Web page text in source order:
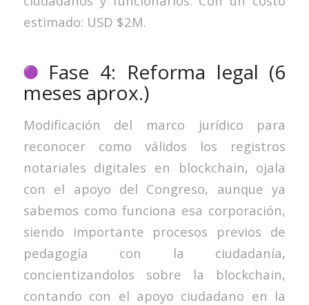
estimado: USD $2M.
Fase 4: Reforma legal (6
meses aprox.)
Modificación del marco jurídico para
reconocer como válidos los registros
notariales digitales en blockchain, ojala
con el apoyo del Congreso, aunque ya
sabemos como funciona esa corporación,
siendo importante procesos previos de
pedagogía con la ciudadanía,
concientizandolos sobre la blockchain,
contando con el apoyo ciudadano en la